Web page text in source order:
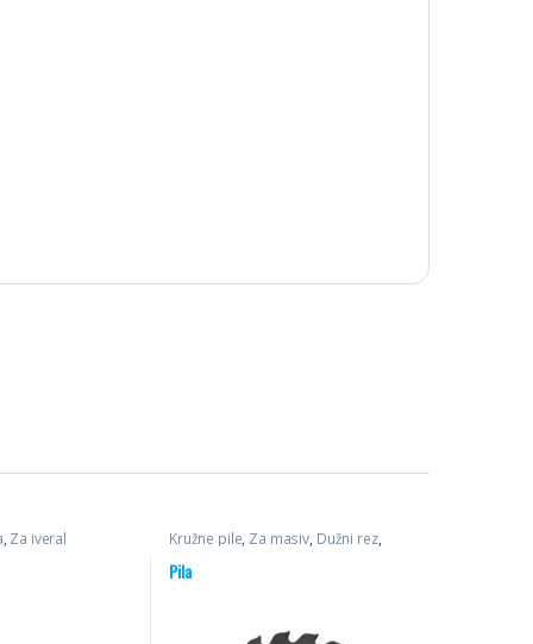
, Za iveral Kružne pile, Za masiv, Dužni rez,
Poprečni rez
Pila